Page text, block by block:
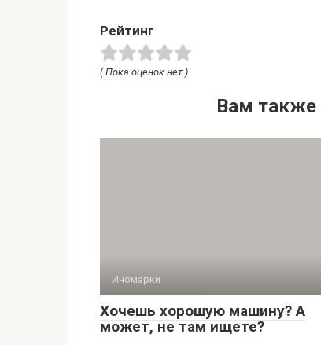
Рейтинг
( Пока оценок нет )
Вам также
Иномарки
Хочешь хорошую машину? А
может, не там ищете?